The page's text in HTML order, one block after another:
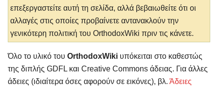
επεξεργαστείτε αυτή τη σελίδα, αλλά βεβαιωθείτε ότι οι
αλλαγές στις οποίες προβαίνετε αντανακλούν την
γενικότερη πολιτική του OrthodoxWiki πριν τις κάνετε.
Όλο το υλικό του OrthodoxWiki υπόκειται στο καθεστώς
της διπλής GDFL και Creative Commons άδειας. Για άλλες
άδειες (ιδιαίτερα όσες αφορούν σε εικόνες), βλ. Άδειες